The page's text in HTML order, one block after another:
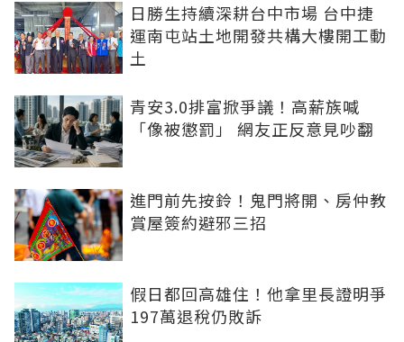
日勝生持續深耕台中市場 台中捷
運南屯站土地開發共構大樓開工動
土
青安3.0排富掀爭議！高薪族喊
「像被懲罰」 網友正反意見吵翻
進門前先按鈴！鬼門將開、房仲教
賞屋簽約避邪三招
假日都回高雄住！他拿里長證明爭
197萬退稅仍敗訴